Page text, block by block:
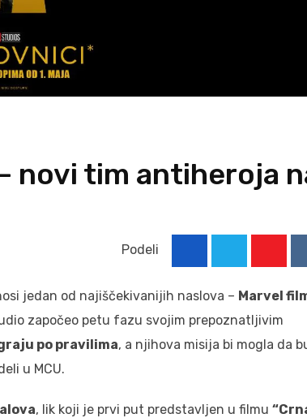
novi tim antiheroja
Podeli
jedan od najiščekivanijih naslova – Marvel
započeo petu fazu svojim prepoznatljivim
po pravilima, a njihova misija bi mogla da
u MCU.
, lik koji je prvi put predstavljen u filmu